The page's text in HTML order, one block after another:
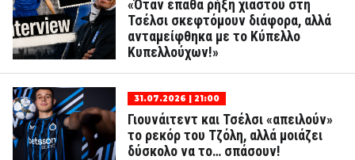
«Όταν έπαθα ρήξη χιαστού στη
Τσέλσι σκεφτόμουν διάφορα, αλλά
ανταμείφθηκα με το Κύπελλο
Κυπελλούχων!»
31.07.2026 | 21:00
Γιουνάιτεντ και Τσέλσι «απειλούν»
το ρεκόρ του Τζόλη, αλλά μοιάζει
δύσκολο να το… σπάσουν!